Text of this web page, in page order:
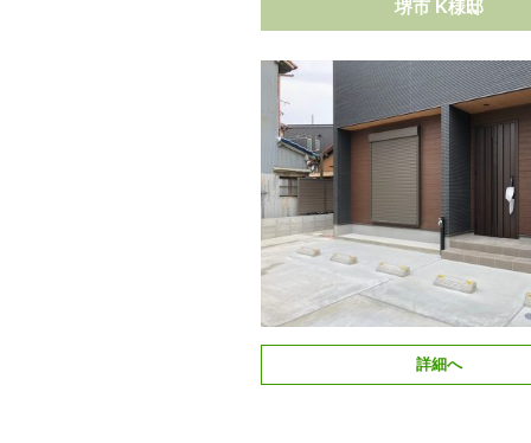
堺市 K様邸
詳細へ